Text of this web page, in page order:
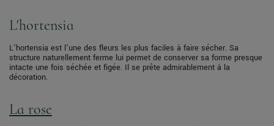
L'hortensia
L’hortensia est l’une des fleurs les plus faciles à faire sécher. Sa
structure naturellement ferme lui permet de conserver sa forme presque
intacte une fois séchée et figée. Il se prête admirablement à la
décoration.
La rose